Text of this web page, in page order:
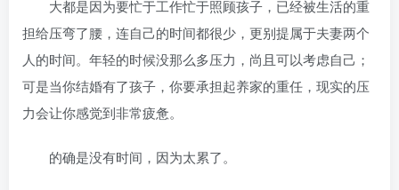
大都是因为要忙于工作忙于照顾孩子，已经被生活的重
担给压弯了腰，连自己的时间都很少，更别提属于夫妻两个
人的时间。年轻的时候没那么多压力，尚且可以考虑自己；
可是当你结婚有了孩子，你要承担起养家的重任，现实的压
力会让你感觉到非常疲惫。
的确是没有时间，因为太累了。